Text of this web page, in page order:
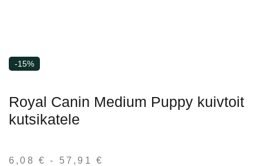
-15%
Royal Canin Medium Puppy kuivtoit
kutsikatele
6,08 € - 57,91€